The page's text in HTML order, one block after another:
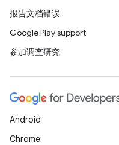
报告文档错误
Google Play support
参加调查研究
Android
Chrome